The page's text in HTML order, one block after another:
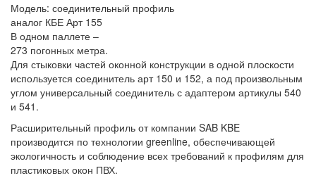
Модель: соединительный профиль
аналог КБЕ Арт 155
В одном паллете –
273 погонных метра.
Для стыковки частей оконной конструкции в одной плоскости
используется соединитель арт 150 и 152, а под произвольным
углом универсальный соединитель с адаптером артикулы 540
и 541.
Расширительный профиль от компании SAB KBE
производится по технологии greenline, обеспечивающей
экологичность и соблюдение всех требований к профилям для
пластиковых окон ПВХ.